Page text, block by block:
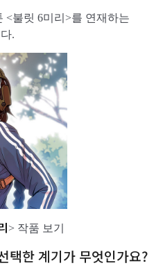
<불릿 6미리>를 연재하는
.
> 작품 보기
택한 계기가 무엇인가요?